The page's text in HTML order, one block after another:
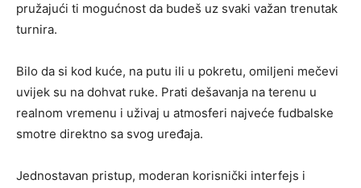
pružajući ti mogućnost da budeš uz svaki važan trenutak
turnira.
Bilo da si kod kuće, na putu ili u pokretu, omiljeni mečevi
uvijek su na dohvat ruke. Prati dešavanja na terenu u
realnom vremenu i uživaj u atmosferi najveće fudbalske
smotre direktno sa svog uređaja.
Jednostavan pristup, moderan korisnički interfejs i